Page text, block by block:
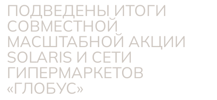
МОДЕЛИ
Solaris HC
Solaris KRX
Solaris KRS
Solaris HS
ЦИФРОВОЙ АВТОМОБИЛЬ
ПОКУПАТЕЛЯМ
Кредит
Трейд-ин
Корпоративным клиентам
Запасные части
ПОДВЕДЕНЫ ИТОГИ
СОВМЕСТНОЙ
МАСШТАБНОЙ АКЦИИ
SOLARIS И СЕТИ
ГИПЕРМАРКЕТОВ
«ГЛОБУС»